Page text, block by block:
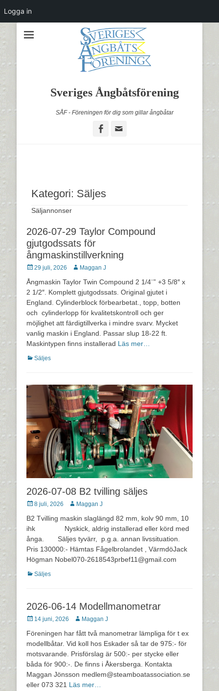
Sveriges Ångbåtsförening
SÅF - Föreningen för dig som gillar ångbåtar
Facebook
Kategori: Säljes
Säljannonser
2026-07-29 Taylor Compound
gjutgodssats för
ångmaskinstillverkning
Postades
29 juli, 2026 Författare
Maggan J
Ångmaskin Taylor Twin Compound 2 1/4¨” +3 5/8″ x
2 1/2″. Komplett gjutgodssats. Original gjutet i
England. Cylinderblock förbearbetat., topp, botten
och cylinderlopp för kvalitetskontroll och ger
möjlighet att färdigtillverka i mindre svarv. Mycket
vanlig maskin i England. Passar slup 18-22 ft.
Maskintypen finns installerad Läs mer…
Kategorier
Säljes
2026-07-08 B2 tvilling säljes
Postades
8 juli, 2026 Författare
Maggan J
B2 Tvilling maskin slaglängd 82 mm, kolv 90 mm, 10
ihk Nyskick, aldrig installerad eller körd med
ånga. Säljes tyvärr, p.g.a. annan livssituation.
Pris 130000:- Hämtas Fågelbrolandet , VärmdöJack
Högman Nobel070-2618543prbef11@gmail.com
Kategorier
Säljes
2026-06-14 Modellmanometrar
Postades
14 juni, 2026 Författare
Maggan J
Föreningen har fått två manometrar lämpliga för t ex
modellbåtar. Vid koll hos Eskader så tar de 975:- för
motsvarande. Prisförslag är 500:- per stycke eller
båda för 900:-. De finns i Åkersberga. Kontakta
Maggan Jönsson medlem@steamboatassociation.se
eller 073 321 Läs mer…
Logga in